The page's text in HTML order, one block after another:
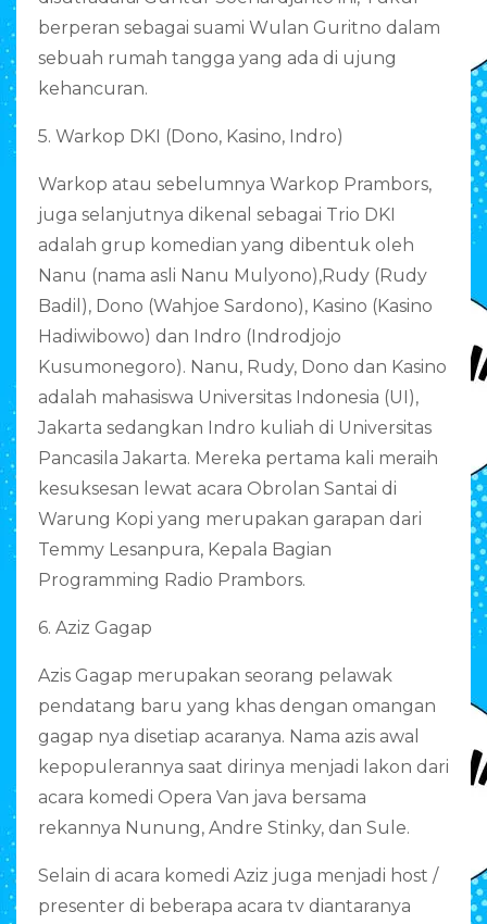
berperan sebagai suami Wulan Guritno dalam
sebuah rumah tangga yang ada di ujung
kehancuran.
5. Warkop DKI (Dono, Kasino, Indro)
Warkop atau sebelumnya Warkop Prambors,
juga selanjutnya dikenal sebagai Trio DKI
adalah grup komedian yang dibentuk oleh
Nanu (nama asli Nanu Mulyono),Rudy (Rudy
Badil), Dono (Wahjoe Sardono), Kasino (Kasino
Hadiwibowo) dan Indro (Indrodjojo
Kusumonegoro). Nanu, Rudy, Dono dan Kasino
adalah mahasiswa Universitas Indonesia (UI),
Jakarta sedangkan Indro kuliah di Universitas
Pancasila Jakarta. Mereka pertama kali meraih
kesuksesan lewat acara Obrolan Santai di
Warung Kopi yang merupakan garapan dari
Temmy Lesanpura, Kepala Bagian
Programming Radio Prambors.
6. Aziz Gagap
Azis Gagap merupakan seorang pelawak
pendatang baru yang khas dengan omangan
gagap nya disetiap acaranya. Nama azis awal
kepopulerannya saat dirinya menjadi lakon dari
acara komedi Opera Van java bersama
rekannya Nunung, Andre Stinky, dan Sule.
Selain di acara komedi Aziz juga menjadi host /
presenter di beberapa acara tv diantaranya